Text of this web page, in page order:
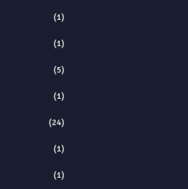
(1)
(1)
(5)
(1)
(24)
(1)
(1)